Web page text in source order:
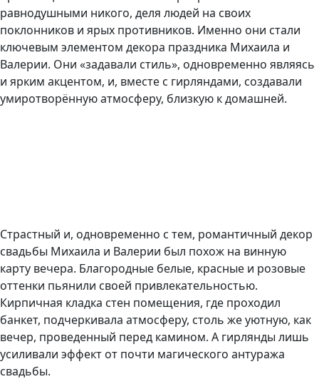
равнодушными никого, деля людей на своих
поклонников и ярых противников. Именно они стали
ключевым элементом декора праздника Михаила и
Валерии. Они «задавали стиль», одновременно являясь
и ярким акцентом, и, вместе с гирляндами, создавали
умиротворённую атмосферу, близкую к домашней.
Страстный и, одновременно с тем, романтичный декор
свадьбы Михаила и Валерии был похож на винную
карту вечера. Благородные белые, красные и розовые
оттенки пьянили своей привлекательностью.
Кирпичная кладка стен помещения, где проходил
банкет, подчеркивала атмосферу, столь же уютную, как
вечер, проведенный перед камином. А гирлянды лишь
усиливали эффект от почти магического антуража
свадьбы.